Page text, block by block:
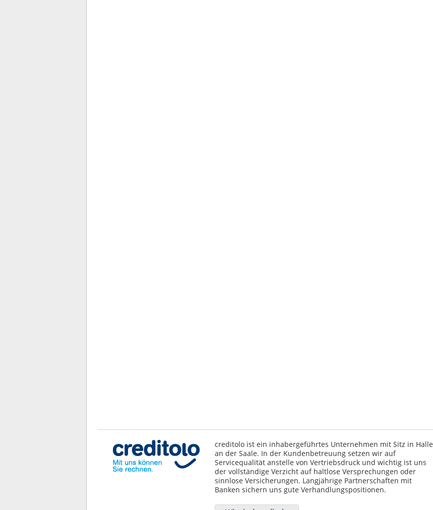
creditolo ist ein inhabergeführtes Unternehmen mit Sitz in Halle
an der Saale. In der Kundenbetreuung setzen wir auf
Servicequalität anstelle von Vertriebsdruck und wichtig ist uns
der vollständige Verzicht auf haltlose Versprechungen oder
sinnlose Versicherungen. Langjährige Partnerschaften mit
Banken sichern uns gute Verhandlungspositionen.